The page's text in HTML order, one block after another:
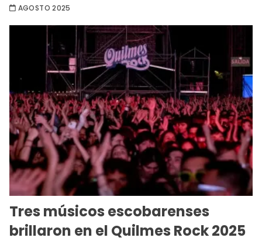
AGOSTO 2025
Tres músicos escobarenses
brillaron en el Quilmes Rock 2025